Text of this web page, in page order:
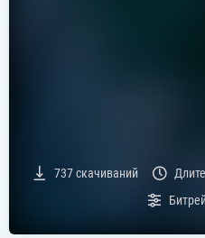
737скачиваний